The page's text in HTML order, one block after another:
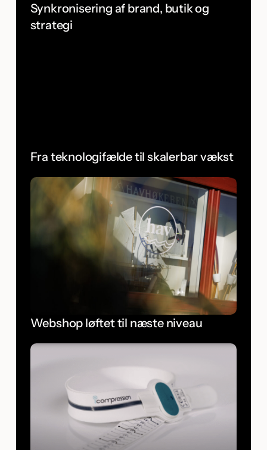
Synkronisering af brand, butik og
strategi
Fra teknologifælde til skalerbar vækst
Webshop løftet til næste niveau